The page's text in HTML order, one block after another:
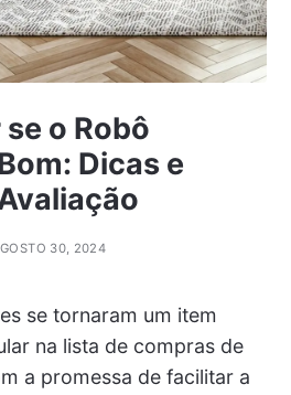
o Robô
Dicas e
30, 2024
se tornaram um item
na lista de compras de
a promessa de facilitar a